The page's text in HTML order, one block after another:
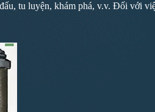
tu luyện, khám phá, v.v. Đối với